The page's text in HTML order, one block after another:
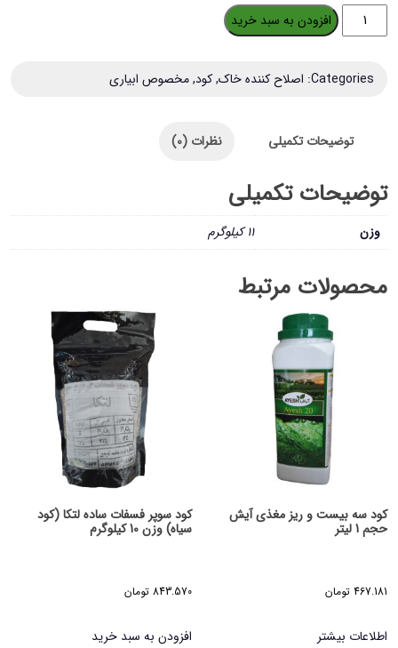
10
کیلوگرم
افزودن به سبد خرید
Categories: اصلاح کننده خاک,کود,مخصوص ابیاری
توضیحات تکمیلی نظرات (0)
توضیحات تکمیلی
وزن 11 کیلوگرم
محصولات مرتبط
کود سه بیست و ریز مغذی آیش
حجم 1 لیتر
467.181 تومان
اطلاعات بیشتر
کود سوپر فسفات ساده لتکا (کود
سیاه) وزن 10 کیلوگرم
843.570 تومان
افزودن به سبد خرید